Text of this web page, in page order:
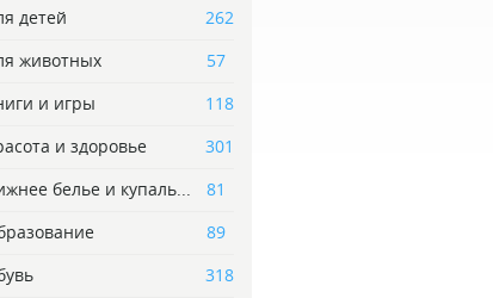
детей
262
животных
57
и игры
118
и здоровье
301
белье и купаль...
81
89
318